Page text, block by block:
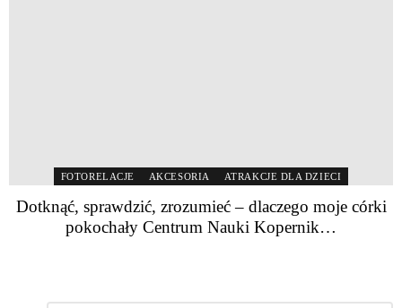
FOTORELACJE AKCESORIA ATRAKCJE DLA DZIECI
Dotknąć, sprawdzić, zrozumieć – dlaczego moje córki
pokochały Centrum Nauki Kopernik…